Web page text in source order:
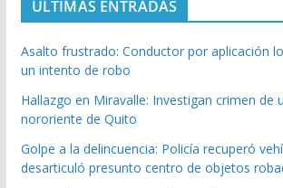
ULTIMAS ENTRADAS
Asalto frustrado: Conductor por aplicación
un intento de robo
Hallazgo en Miravalle: Investigan crimen de
nororiente de Quito
Golpe a la delincuencia: Policía recuperó
desarticuló presunto centro de objetos